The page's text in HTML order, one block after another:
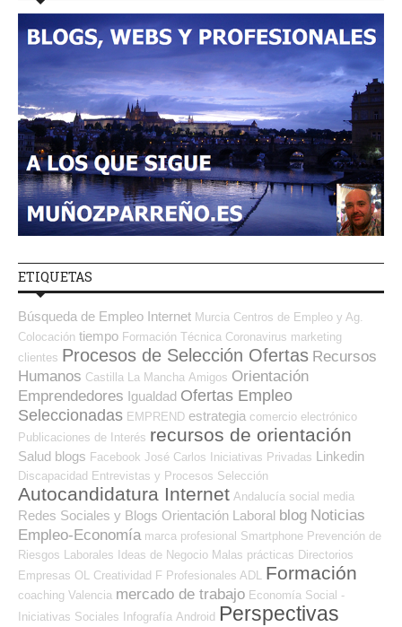
ETIQUETAS
Búsqueda de Empleo Internet Murcia Centros de Empleo y Ag.
Colocación tiempo Formación Técnica Coronavirus marketing
clientes Procesos de Selección Ofertas Recursos
Humanos Castilla La Mancha Amigos Orientación
Emprendedores Igualdad Ofertas Empleo
Seleccionadas EMPREND estrategia comercio electrónico
Publicaciones de Interés recursos de orientación
Salud blogs Facebook José Carlos Iniciativas Privadas Linkedin
Discapacidad Entrevistas y Procesos Selección
Autocandidatura Internet Andalucía social media
Redes Sociales y Blogs Orientación Laboral blog Noticias
Empleo-Economía marca profesional Smartphone Prevención de
Riesgos Laborales
Ideas de Negocio Malas prácticas Directorios
Empresas OL Creatividad F Profesionales ADL Formación
coaching Valencia mercado de trabajo Economía Social -
Iniciativas Sociales
Infografía Android Perspectivas